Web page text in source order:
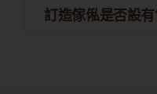
訂造傢俬是否設